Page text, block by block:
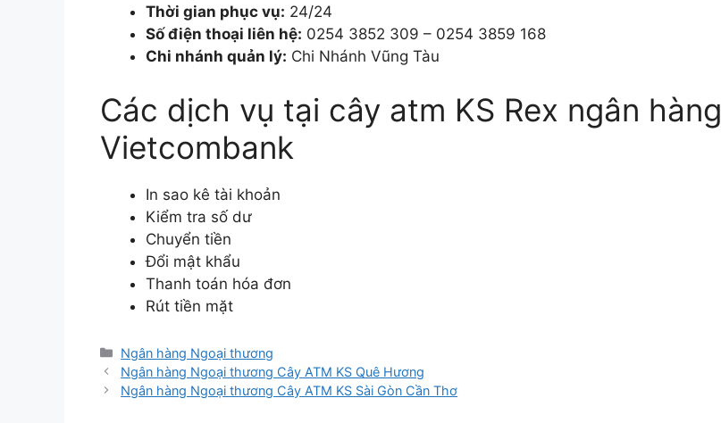
Thời gian phục vụ: 24/24
Số điện thoại liên hệ: 0254 3852 309 – 0254 3859 168
Chi nhánh quản lý: Chi Nhánh Vũng Tàu
Các dịch vụ tại cây atm KS Rex ngân hàng
Vietcombank
In sao kê tài khoản
Kiểm tra số dư
Chuyển tiền
Đổi mật khẩu
Thanh toán hóa đơn
Rút tiền mặt
Danh
mục
Ngân hàng Ngoại thương
Ngân hàng Ngoại thương Cây ATM KS Quê Hương
Ngân hàng Ngoại thương Cây ATM KS Sài Gòn Cần Thơ